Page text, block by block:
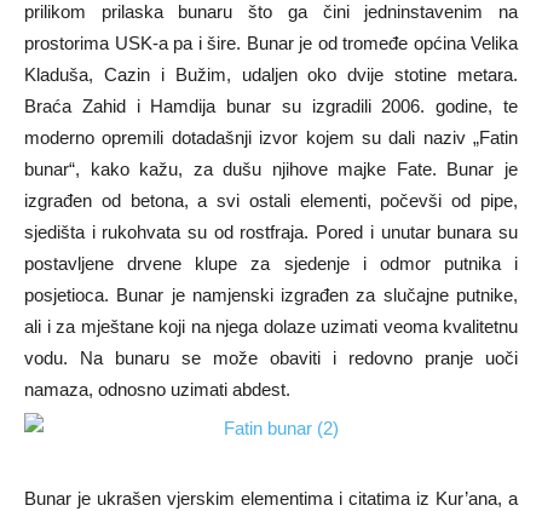
prilikom prilaska bunaru što ga čini jedninstavenim na
prostorima USK-a pa i šire. Bunar je od tromeđe općina Velika
Kladuša, Cazin i Bužim, udaljen oko dvije stotine metara.
Braća Zahid i Hamdija bunar su izgradili 2006. godine, te
moderno opremili dotadašnji izvor kojem su dali naziv „Fatin
bunar“, kako kažu, za dušu njihove majke Fate. Bunar je
izgrađen od betona, a svi ostali elementi, počevši od pipe,
sjedišta i rukohvata su od rostfraja. Pored i unutar bunara su
postavljene drvene klupe za sjedenje i odmor putnika i
posjetioca. Bunar je namjenski izgrađen za slučajne putnike,
ali i za mještane koji na njega dolaze uzimati veoma kvalitetnu
vodu. Na bunaru se može obaviti i redovno pranje uoči
namaza, odnosno uzimati abdest.
Bunar je ukrašen vjerskim elementima i citatima iz Kur’ana, a